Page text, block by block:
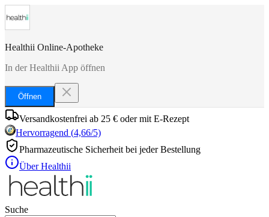
Healthii Online-Apotheke
In der Healthii App öffnen
Öffnen
Versandkostenfrei ab 25 € oder mit E-Rezept
Hervorragend (4,66/5)
Pharmazeutische Sicherheit bei jeder Bestellung
Über Healthii
Suche